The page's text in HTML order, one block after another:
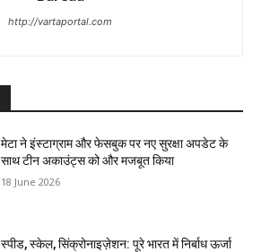
http://vartaportal.com
मेटा ने इंस्टाग्राम और फेसबुक पर नए सुरक्षा अपडेट के
साथ टीन अकाउंट्स को और मजबूत किया
18 June 2026
स्पीड, स्केल, सिंक्रोनाइज़ेशन: पूरे भारत में निर्बाध ऊर्जा